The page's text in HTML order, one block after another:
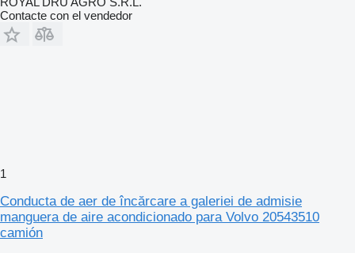
Contacte con el vendedor
1
Conducta de aer de încărcare a galeriei de admisie
manguera de aire acondicionado para Volvo 20543510
camión